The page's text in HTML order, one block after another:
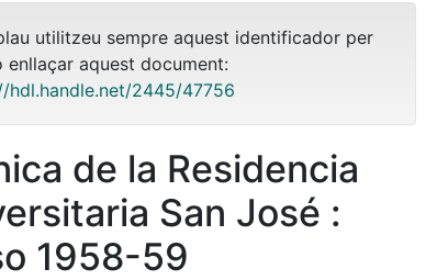
utilitzeu sempre aquest identificador per
enllaçar aquest document:
hdl.handle.net/2445/47756
de la Residencia
San José :
1958-59